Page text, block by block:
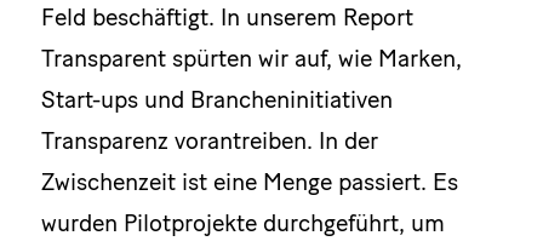
Feld beschäftigt. In unserem Report
Transparent spürten wir auf, wie Marken,
Start-ups und Brancheninitiativen
Transparenz vorantreiben. In der
Zwischenzeit ist eine Menge passiert. Es
wurden Pilotprojekte durchgeführt, um